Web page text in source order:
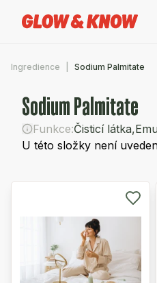
Ingredience Sodium Palmitate
Sodium Palmitate
Funkce:Čisticí látka,
U této složky není